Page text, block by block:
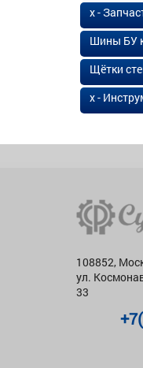
х -
Шины БУ
Щётки
х -
108852,
ул.
33